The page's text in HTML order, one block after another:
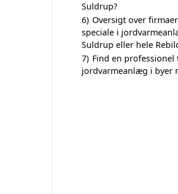
Suldrup?
6) Oversigt over
speciale i
Suldrup eller hele
7) Find en professionel
jordvarmeanlæg i byer